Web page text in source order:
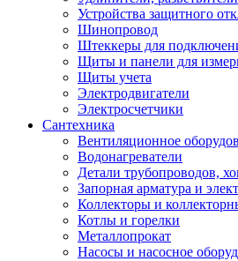
Устройства защитного
Шинопровод
Штеккеры для
Щиты и панели для
Щиты учета
Электродвигатели
Электросчетчики
Сантехника
Вентиляционное
Водонагреватели
Детали трубопроводов,
Запорная арматура и
Коллекторы и
Котлы и горелки
Металлопрокат
Насосы и насосное